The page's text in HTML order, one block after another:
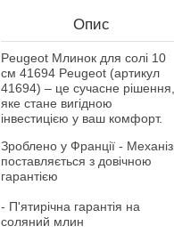
Опис
Peugeot Млинок для солі 10
см 41694 Peugeot (артикул
41694) – це сучасне рішення,
яке стане вигідною
інвестицією у ваш комфорт.
Зроблено у Франції -
поставляється з довічною
гарантією
- П'ятирічна гарантія на
соляний млин